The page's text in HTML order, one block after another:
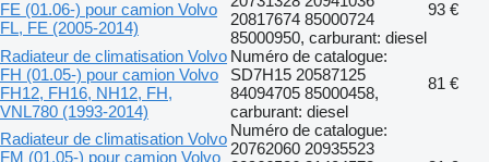
FE (01.06-) pour camion Volvo
FL, FE (2005-2014)
20817674 85000724
85000950, carburant: diesel
93 €
Radiateur de climatisation Volvo
FH (01.05-) pour camion Volvo
FH12, FH16, NH12, FH,
VNL780 (1993-2014)
Numéro de catalogue:
SD7H15 20587125
84094705 85000458,
carburant: diesel
81 €
Radiateur de climatisation Volvo
FM (01.05-) pour camion Volvo
Numéro de catalogue:
20762060 20935523